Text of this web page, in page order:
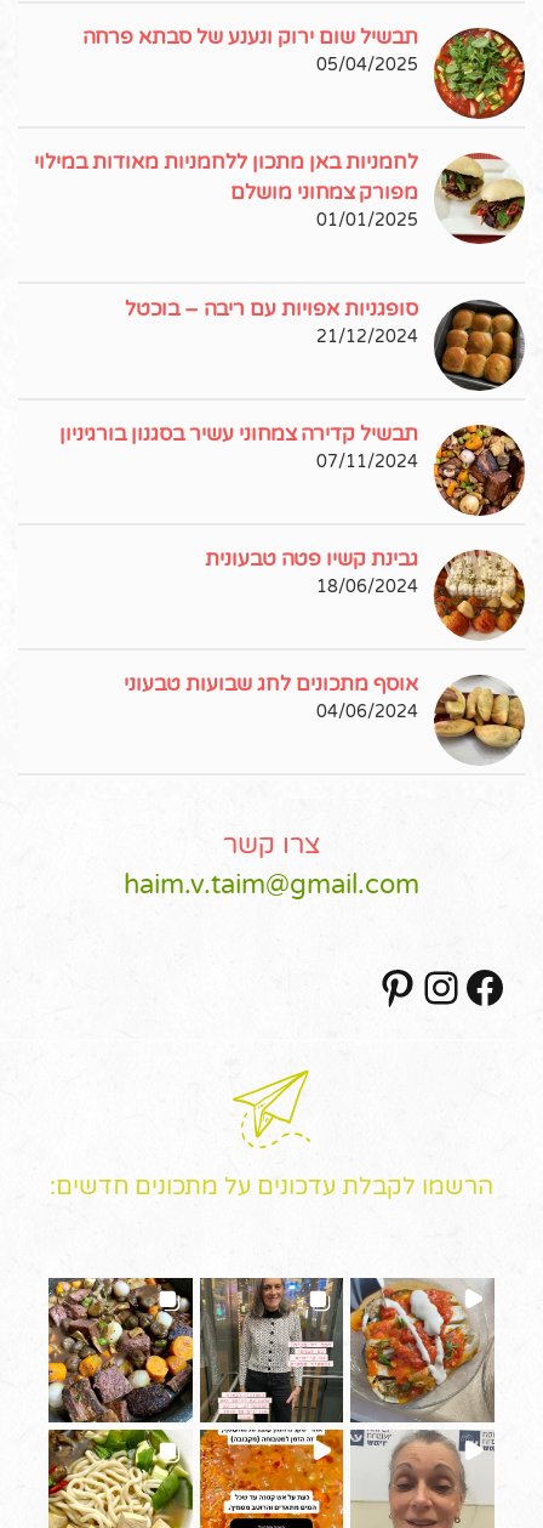
תבשיל שום ירוק ונענע של סבתא פרחה
05/04/2025
לחמניות באן מתכון ללחמניות מאודות במילוי
מפורק צמחוני מושלם
01/01/2025
סופגניות אפויות עם ריבה – בוכטל
21/12/2024
תבשיל קדירה צמחוני עשיר בסגנון בורגיניון
07/11/2024
גבינת קשיו פטה טבעונית
18/06/2024
אוסף מתכונים לחג שבועות טבעוני
04/06/2024
צרו קשר
haim.v.taim@gmail.com
Facebook
Instagram
הרשמו לקבלת עדכונים על מתכונים חדשים: